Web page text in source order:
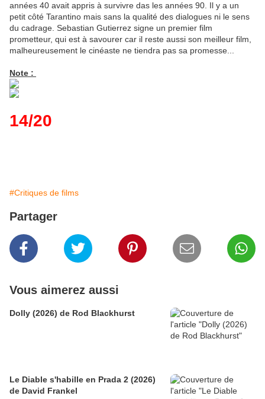
années 40 avait appris à survivre das les années 90. Il y a un
petit côté Tarantino mais sans la qualité des dialogues ni le sens
du cadrage. Sebastian Gutierrez signe un premier film
prometteur, qui est à savourer car il reste aussi son meilleur film,
malheureusement le cinéaste ne tiendra pas sa promesse...
Note :
14/20
#Critiques de films
Partager
Vous aimerez aussi
Dolly (2026) de Rod Blackhurst
Le Diable s'habille en Prada 2 (2026)
de David Frankel